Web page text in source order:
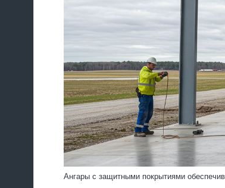
Ангары с защитными покрытиями